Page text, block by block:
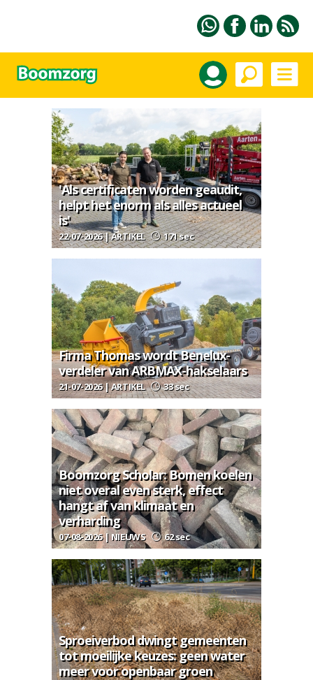
'Als certificaten worden geaudit,
helpt het enorm als alles actueel
is'
22-07-2026 | ARTIKEL 171 sec
Firma Thomas wordt Benelux-
verdeler van ARBMAX-hakselaars
21-07-2026 | ARTIKEL 33 sec
Boomzorg Scholar: Bomen koelen
niet overal even sterk, effect
hangt af van klimaat en
verharding
07-08-2026 | NIEUWS 62 sec
Sproeiverbod dwingt gemeenten
tot moeilijke keuzes: geen water
meer voor openbaar groen